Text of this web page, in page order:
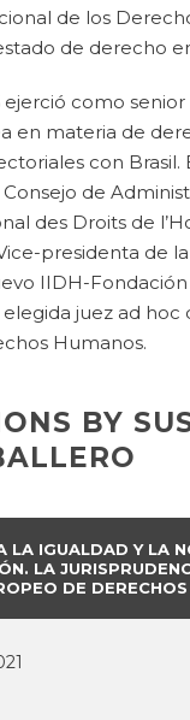
de los
de derecho
ejerció como
en materia de
con Brasil.
de
des Droits de
presidenta de
IIDH-Fondación
elegida juez ad hoc
Humanos.
BY
LA IGUALDAD Y LA
LA
DE